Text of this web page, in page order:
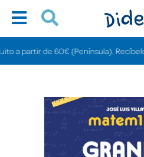
partir de 60€ (Península). Recíbelo en